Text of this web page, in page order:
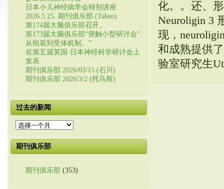
日本小儿神经病学会特别讲座
2026.5.25. 期刊俱乐部 (Takeo)
第174届大脑俱乐部召开。
第173届大脑俱乐部“突触小型研讨会”:
从组装到受体机制。”
在第五届英国-日本神经科学研讨会上
发表
期刊俱乐部 2026/03/15 (石川)
期刊俱乐部 2026/3/2 (托马斯)
过去的新闻
过
的
新
期刊俱乐部
期刊俱乐部 (353)
化。。还、
Neuroligin 3
现，
和成熟提供
验室研究生